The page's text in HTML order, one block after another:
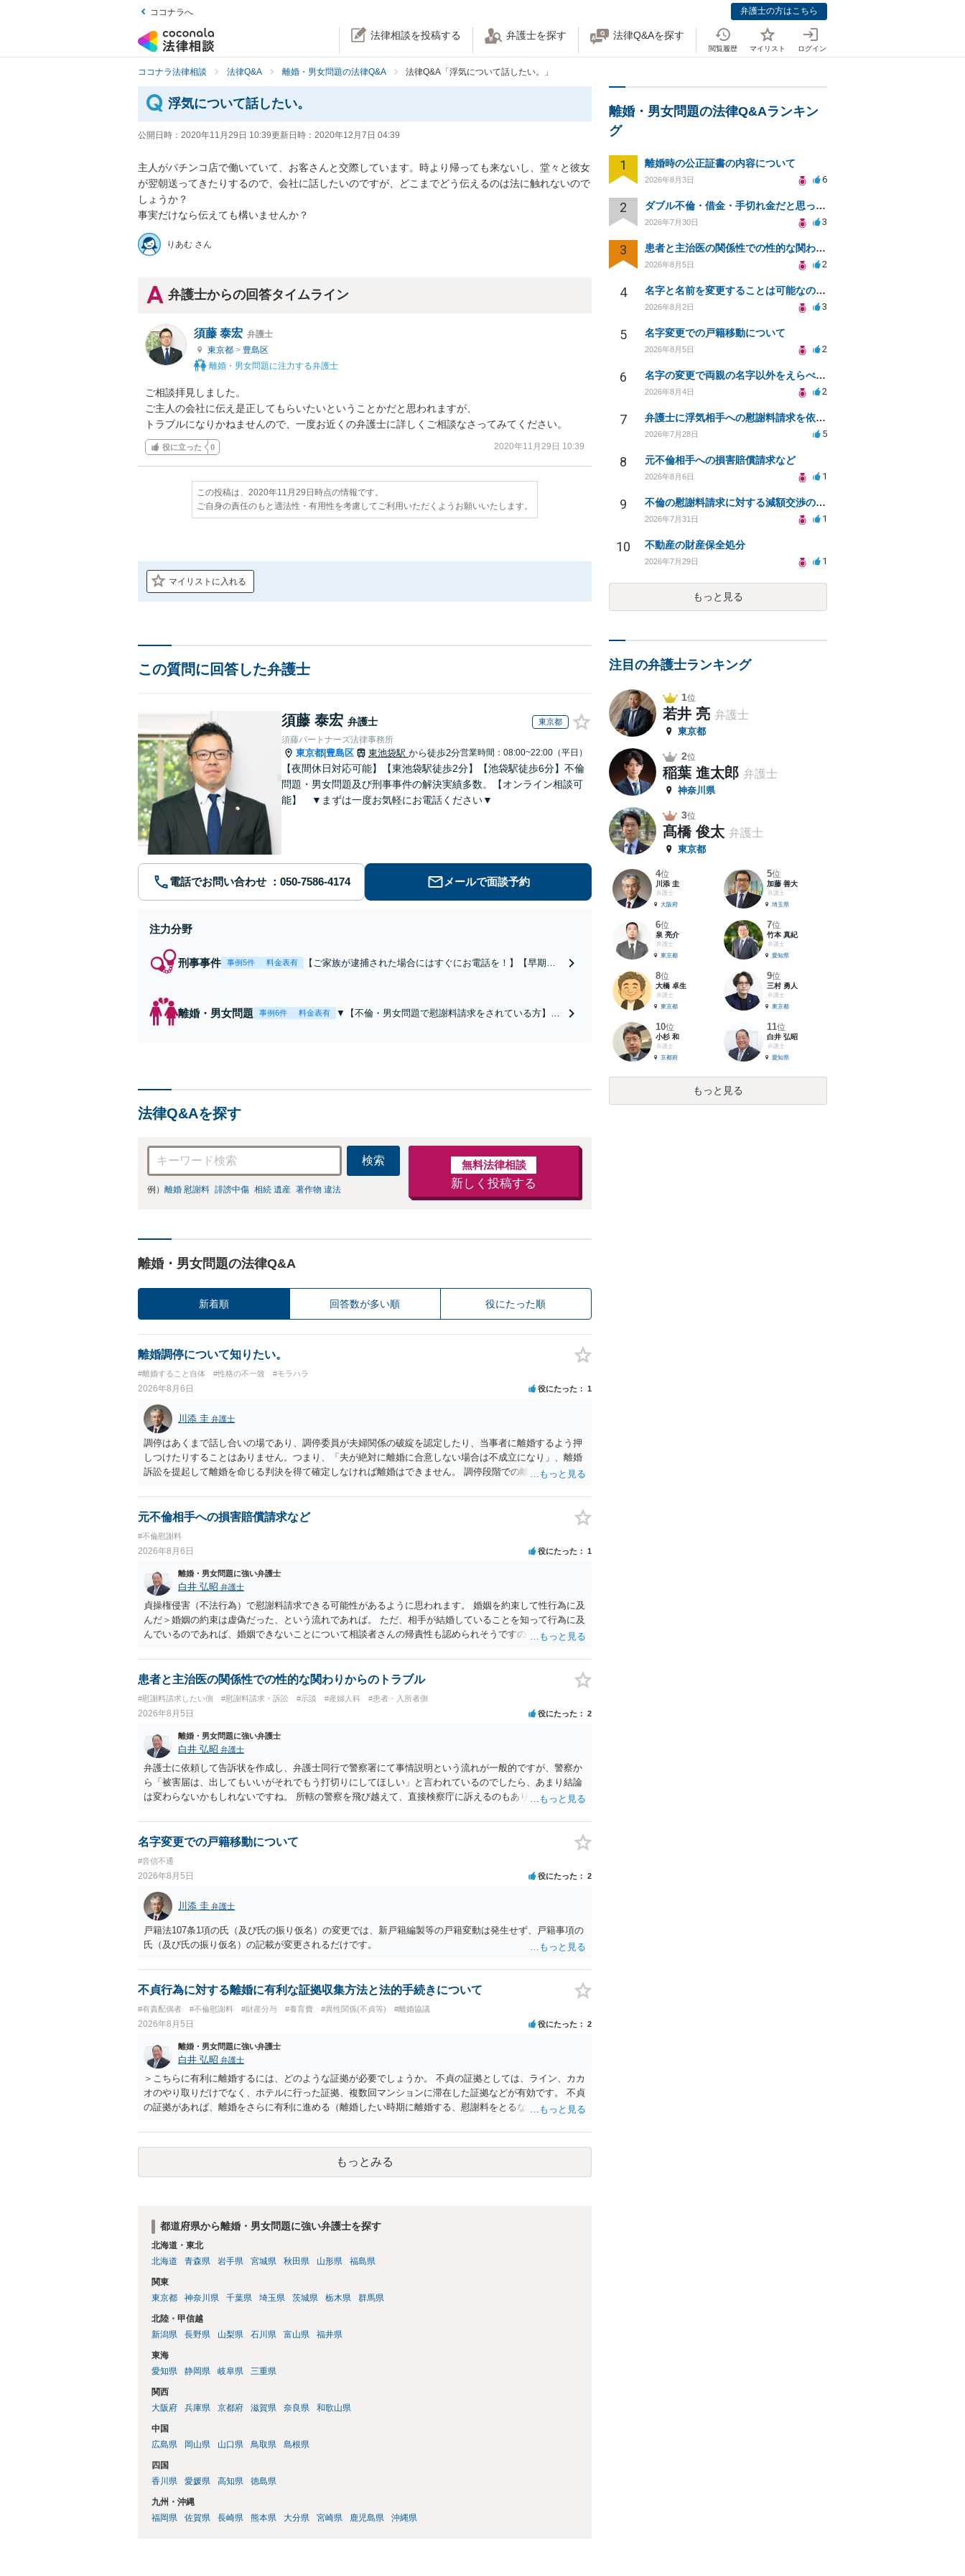
ココナラへ 弁護士の方はこちら
法律相談を投稿する 弁護士を探す 法律Q&Aを探す
閲覧履歴 マイリスト ログイン
ココナラ法律相談 法律Q&A 離婚・男女問題の法律Q&A 法律Q&A「浮気について話したい。」
浮気について話したい。
公開日時： 2020年11月29日 10:39更新日時： 2020年12月7日 04:39
主人がパチンコ店で働いていて、お客さんと交際しています。時より帰っても来ないし、堂々と彼女
が翌朝送ってきたりするので、会社に話したいのですが、どこまでどう伝えるのは法に触れないので
しょうか？
事実だけなら伝えても構いませんか？
りあむ さん
弁護士からの回答タイムライン
須藤 泰宏 弁護士
東京都 > 豊島区
離婚・男女問題に注力する弁護士
ご相談拝見しました。
ご主人の会社に伝え是正してもらいたいということかだと思われますが、
トラブルになりかねませんので、一度お近くの弁護士に詳しくご相談なさってみてください。
役に立った 0 2020年11月29日 10:39
この投稿は、2020年11月29日時点の情報です。
ご自身の責任のもと適法性・有用性を考慮してご利用いただくようお願いいたします。
マイリストに入れる
この質問に回答した弁護士
須藤 泰宏 弁護士 東京都
須藤パートナーズ法律事務所
東京都 豊島区 東池袋駅 から徒歩2分営業時間：08:00~22:00（平日）
【夜間休日対応可能】【東池袋駅徒歩2分】【池袋駅徒歩6分】不倫
問題・男女問題及び刑事事件の解決実績多数。【オンライン相談可
能】 ▼まずは一度お気軽にお電話ください▼
電話でお問い合わせ メールで面談予約
注力分野
刑事事件 事例5件 料金表有
【ご家族が逮捕された場合にはすぐにお電話を！】【早期釈
離婚・男女問題 事例6件 料金表有
▼【不倫・男女問題で慰謝料請求をされている方】
法律Q&Aを探す
検索
例） 離婚 慰謝料 誹謗中傷 相続 遺産 著作物 違法
無料法律相談
新しく投稿する
離婚・男女問題の法律Q&A
新着順 回答数が多い順 役にたった順
離婚調停について知りたい。
#離婚すること自体 #性格の不一致 #モラハラ
2026年8月6日 役にたった 1
川添 圭 弁護士
調停はあくまで話し合いの場であり、調停委員が夫婦関係の破綻を認定したり、当事者に離婚するよう押
しつけたりすることはありません。つまり、「夫が絶対に離婚に合意しない場合は不成立になり」、離婚
訴訟を提起して離婚を命じる判決を得て確定しなければ離婚はできません。 調停段階での離婚成立を希望
ば、夫から「この条件なら離婚してもよい」として提示された条件を全部丸呑みする、という方法しかな
いかもしれません）。ただ、離婚訴訟をしたくないという考えを見透かされてしまうと、逆に足下を見ら
淡々と調停不成立にして離婚訴訟で離婚原因を主張し、判決へ持っていく方が近道であることも少なくあ
りません。見通し等を含め、弁護士へ相談・依頼した方がよいと思います。
元不倫相手への損害賠償請求など
#不倫慰謝料
2026年8月6日 役にたった 1
離婚・男女問題に強い弁護士
白井 弘昭 弁護士
貞操権侵害（不法行為）で慰謝料請求できる可能性があるように思われます。 婚姻を約束して性行為に及
んだ＞婚姻の約束は虚偽だった、という流れであれば。 ただ、相手が結婚していることを知って行為に及
んでいるのであれば、婚姻できないことについて相談者さんの帰責性も認められそうですので、あまり慰
患者と主治医の関係性での性的な関わりからのトラブル
#慰謝料請求したい側 #慰謝料請求・訴訟 #示談 #産婦人科 #患者・入所者側
2026年8月5日 役にたった 2
離婚・男女問題に強い弁護士
白井 弘昭 弁護士
弁護士に依頼して告訴状を作成し、弁護士同行で警察署にて事情説明という流れが一般的ですが、警察か
ら「被害届は、出してもいいがそれでもう打切りにしてほしい」と言われているのでしたら、あまり結論
は変わらないかもしれないですね。 所轄の警察を飛び越えて、直接検察庁に訴えるのもありかもしれない
す。 一度、最寄りの「刑事に強い」とうたっている弁護士に相談してみてはいかがでしょうか。 以上、
ご参考まで。
名字変更での戸籍移動について
#音信不通
2026年8月5日 役にたった 2
川添 圭 弁護士
戸籍法107条1項の氏（及び氏の振り仮名）の変更では、新戸籍編製等の戸籍変動は発生せず、戸籍事項の
氏（及び氏の振り仮名）の記載が変更されるだけです。
不貞行為に対する離婚に有利な証拠収集方法と法的手続きについて
#有責配偶者 #不倫慰謝料 #財産分与 #養育費 #異性関係(不貞等) #離婚協議
2026年8月5日 役にたった 2
離婚・男女問題に強い弁護士
白井 弘昭 弁護士
＞こちらに有利に離婚するには、どのような証拠が必要でしょうか。 不貞の証拠としては、ライン、カカ
オのやり取りだけでなく、ホテルに行った証拠、複数回マンションに滞在した証拠などが有効です。 不貞
の証拠があれば、離婚をさらに有利に進める（離婚したい時期に離婚する、慰謝料をとるなど）ことがで
がありますので、ご注意ください。 以上、ご参考まで。
もっとみる
都道府県から離婚・男女問題に強い弁護士を探す
北海道・東北
北海道
青森県 岩手県 宮城県 秋田県 山形県 福島県
関東
東京都
神奈川県 千葉県 埼玉県 茨城県 栃木県 群馬県
北陸・甲信越
新潟県
長野県 山梨県 石川県 富山県 福井県
東海
愛知県
静岡県 岐阜県 三重県
関西
大阪府
兵庫県 京都府 滋賀県 奈良県 和歌山県
中国
広島県
岡山県 山口県 鳥取県 島根県
四国
香川県
愛媛県 高知県 徳島県
九州・沖縄
福岡県
佐賀県 長崎県 熊本県 大分県 宮崎県 鹿児島県 沖縄県
離婚・男女問題の法律Q&Aランキン
グ
1 離婚時の公正証書の内容について
2026年8月3日 6
2 ダブル不倫・借金・手切れ金だと思っていたお金を1年後いまさら脅迫罪として通知書が来てまとめて請求
2026年7月30日 3
3 患者と主治医の関係性での性的な関わりからのトラブル
2026年8月5日 2
4 名字と名前を変更することは可能なのか？
2026年8月2日 3
5 名字変更での戸籍移動について
2026年8月5日 2
6 名字の変更で両親の名字以外をえらべるのか？
2026年8月4日 2
7 弁護士に浮気相手への慰謝料請求を依頼する費用相場は？
2026年7月28日 5
8 元不倫相手への損害賠償請求など
2026年8月6日 1
9 不倫の慰謝料請求に対する減額交渉の可能性と対策
2026年7月31日 1
10 不動産の財産保全処分
2026年7月29日 1
もっと見る
注目の弁護士ランキング
1位
若井 亮 弁護士
東京都
2位
稲葉 進太郎 弁護士
神奈川県
3位
髙橋 俊太 弁護士
東京都
4位
川添 圭
弁護士
大阪府
5位
加藤 善大
弁護士
埼玉県
6位
泉 亮介
弁護士
東京都
7位
竹本 真紀
弁護士
愛知県
8位
大橋 卓生
弁護士
東京都
9位
三村 勇人
弁護士
東京都
10位
小杉 和
弁護士
京都府
11位
白井 弘昭
弁護士
愛知県
もっと見る